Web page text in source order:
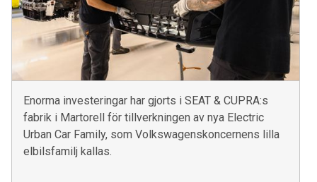
Enorma investeringar har gjorts i SEAT & CUPRA:s
fabrik i Martorell för tillverkningen av nya Electric
Urban Car Family, som Volkswagenskoncernens lilla
elbilsfamilj kallas.